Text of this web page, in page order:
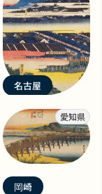
名古屋
愛知県
岡崎